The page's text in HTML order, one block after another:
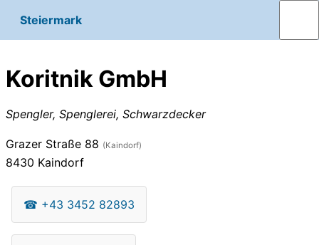
Steiermark
Koritnik GmbH
Spengler, Spenglerei, Schwarzdecker
Grazer Straße 88 (Kaindorf)
8430 Kaindorf
☎ +43 3452 82893